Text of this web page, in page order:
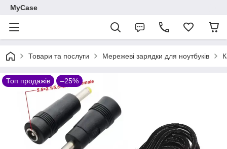
MyCase
Товари та послуги Мережеві зарядки для ноутбуків
Топ продажів –25%